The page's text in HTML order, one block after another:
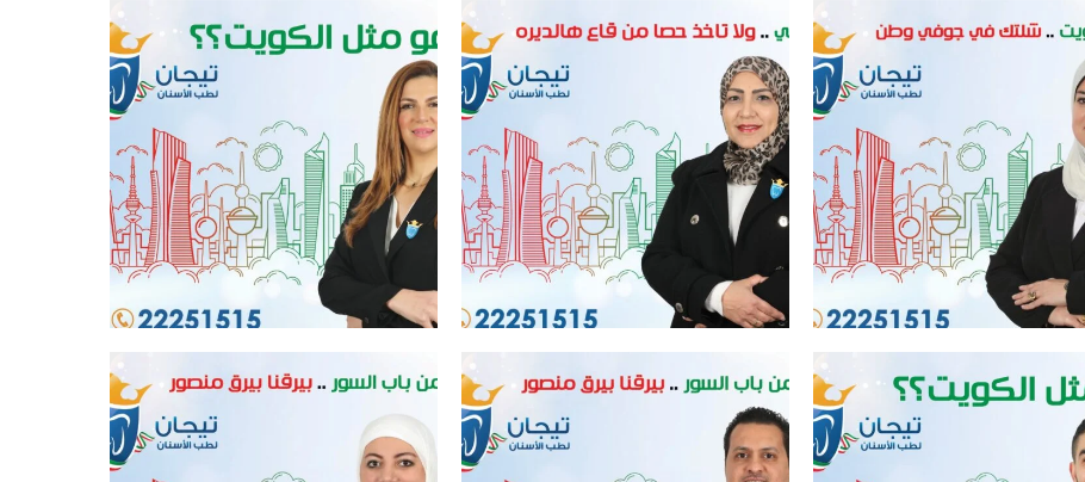
افضل عيادة اسنان في الكويت افضل عيادة اسنان في الكويت افضل عيادة اسنان في الكويت